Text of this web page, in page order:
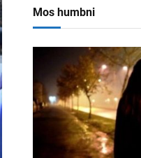
Mos humbni